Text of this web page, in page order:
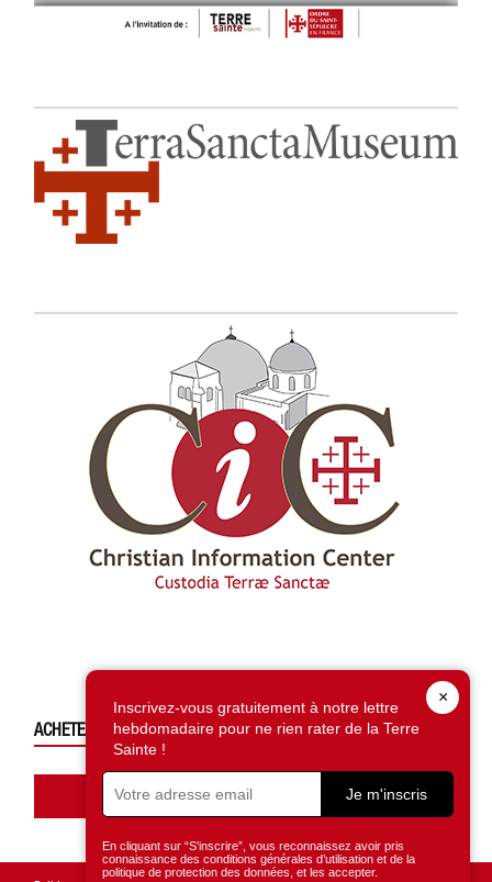
ACHETEZ CE NUMÉRO
Accédez à la boutique
×
Inscrivez-vous gratuitement à notre lettre
hebdomadaire pour ne rien rater de la Terre
Sainte !
Je m'inscris
En cliquant sur “S'inscrire”, vous reconnaissez avoir pris
connaissance des conditions générales d’utilisation et de la
politique de protection des données, et les accepter.